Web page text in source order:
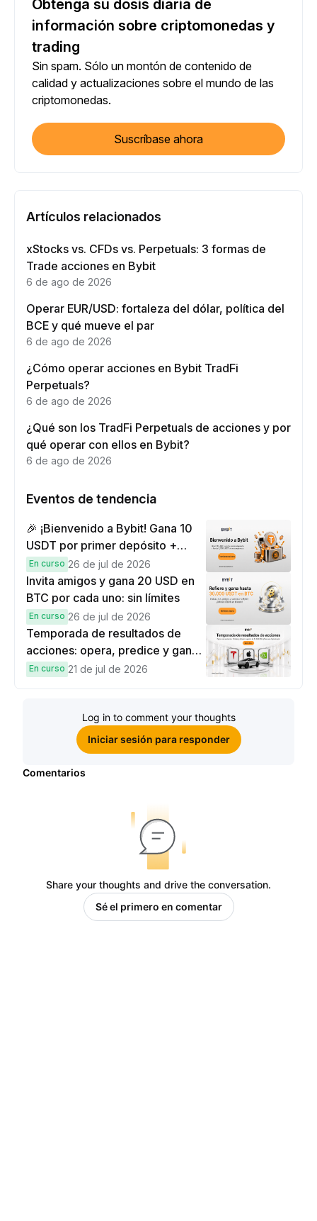
Obtenga su dosis diaria de
información sobre criptomonedas y
trading
Sin spam. Sólo un montón de contenido de
calidad y actualizaciones sobre el mundo de las
criptomonedas.
Suscríbase ahora
Artículos relacionados
xStocks vs. CFDs vs. Perpetuals: 3 formas de
Trade acciones en Bybit
6 de ago de 2026
Operar EUR/USD: fortaleza del dólar, política del
BCE y qué mueve el par
6 de ago de 2026
¿Cómo operar acciones en Bybit TradFi
Perpetuals?
6 de ago de 2026
¿Qué son los TradFi Perpetuals de acciones y por
qué operar con ellos en Bybit?
6 de ago de 2026
Eventos de tendencia
🎉 ¡Bienvenido a Bybit! Gana 10
USDT por primer depósito +
hasta 9,999 USDT en
recompensas
En curso 26 de jul de 2026
Invita amigos y gana 20 USD en
BTC por cada uno: sin límites
En curso 26 de jul de 2026
Temporada de resultados de
acciones: opera, predice y gana
una Cybertruck.
En curso 21 de jul de 2026
Log in to comment your thoughts
Iniciar sesión para responder
Comentarios
Share your thoughts and drive the conversation.
Sé el primero en comentar